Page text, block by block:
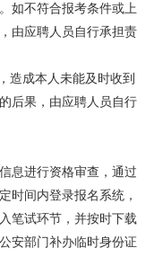
如不符合报考条件或上
由应聘人员自行承担责
成本人未能及时收到
后果，由应聘人员自行
进行资格审查，通过
时间内登录报名系统，
笔试环节，并按时下载
安部门补办临时身份证